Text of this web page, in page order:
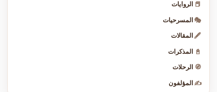
📕 الروايات
🎭 المسرحيات
🖋️ المقالات
📓 المذكرات
🧭 الرحلات
✍️ المؤلفون